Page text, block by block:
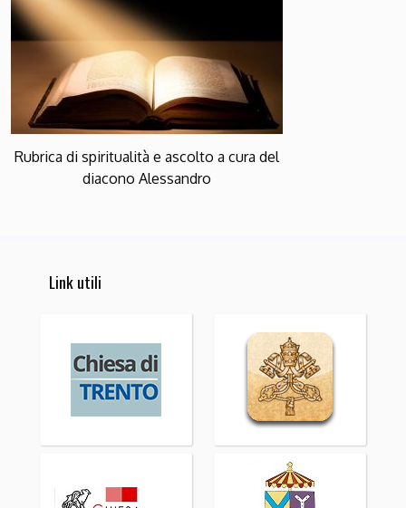
Rubrica di spiritualità e ascolto a cura del
diacono Alessandro
Link utili